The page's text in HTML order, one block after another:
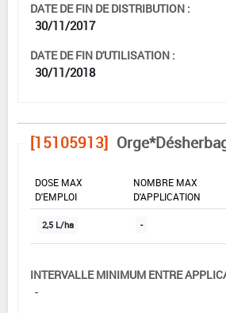
DATE DE FIN DE DISTRIBUTION :
30/11/2017
DATE DE FIN D'UTILISATION :
30/11/2018
[15105913]
DOSE MAX
D'EMPLOI
NOMBRE MAX
D'APPLICATION
2,5 L/ha -
INTERVALLE MINIMUM ENTRE
-